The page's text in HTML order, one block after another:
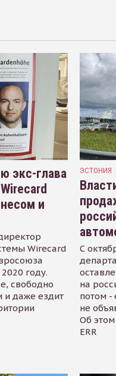
экс-глава
и
Wirecard
году.
свободно
и даже ездит
ЭСТОНИЯ
С
на
потом -
не
Об
ERR